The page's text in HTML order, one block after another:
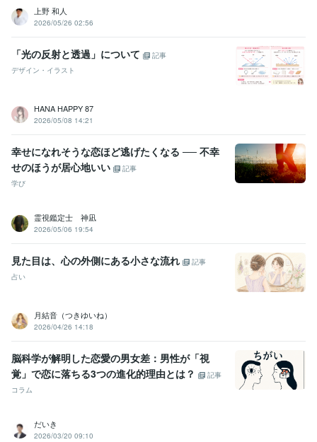
上野 和人
2026/05/26 02:56
「光の反射と透過」について
記事
デザイン・イラスト
HANA HAPPY 87
2026/05/08 14:21
幸せになれそうな恋ほど逃げたくなる ── 不幸
せのほうが居心地いい
記事
学び
霊視鑑定士 神凪
2026/05/06 19:54
見た目は、心の外側にある小さな流れ
記事
占い
月結音（つきゆいね）
2026/04/26 14:18
脳科学が解明した恋愛の男女差：男性が「視
覚」で恋に落ちる3つの進化的理由とは？
記事
コラム
だいき
2026/03/20 09:10